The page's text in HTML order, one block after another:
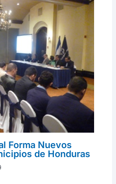
Forma Nuevos
de Honduras